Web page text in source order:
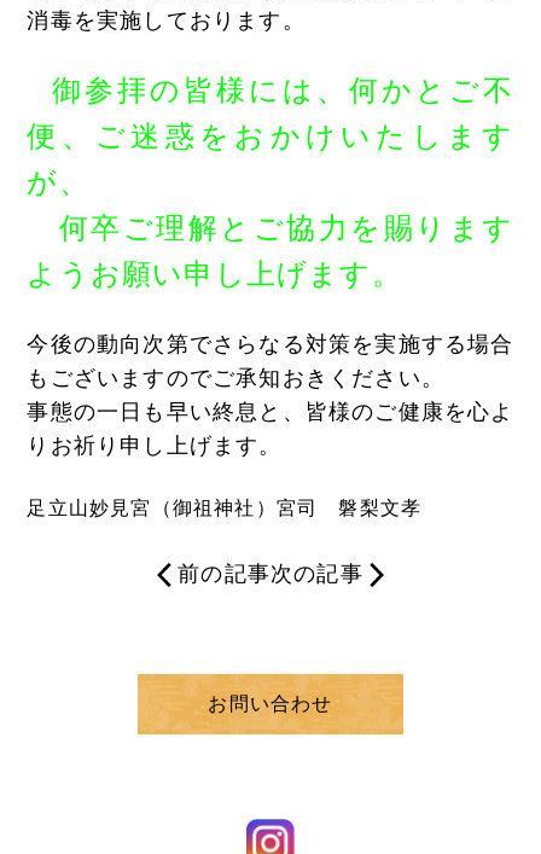
消毒を実施しております。
御参拝の皆様には、何かとご不
便、ご迷惑をおかけいたします
が、
何卒ご理解とご協力を賜ります
ようお願い申し上げます。
今後の動向次第でさらなる対策を実施する場合
もございますのでご承知おきください。
事態の一日も早い終息と、皆様のご健康を心よ
りお祈り申し上げます。
足立山妙見宮（御祖神社）宮司 磐梨文孝
前の記事次の記事
お問い合わせ